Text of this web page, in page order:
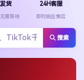
货
需等待
24H客服
即时响应售后
搜索